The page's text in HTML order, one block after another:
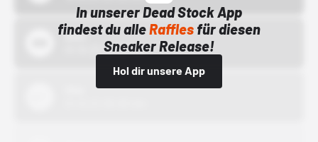
In unserer Dead Stock App
findest du alleRafflesfür diesen
Sneaker Release!
Hol dir unsere App
Bstn
01.10.22 00:00 Uhr